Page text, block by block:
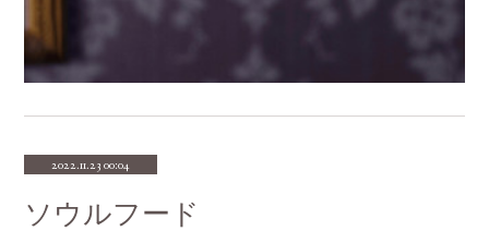
2022.11.23 00:04
ソウルフード